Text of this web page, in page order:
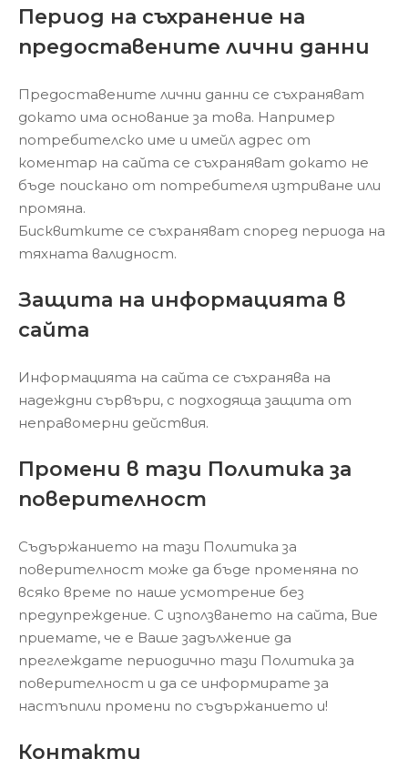
Период на съхранение на
предоставените лични данни
Предоставените лични данни се съхраняват
докато има основание за това. Например
потребителско име и имейл адрес от
коментар на сайта се съхраняват докато не
бъде поискано от потребителя изтриване или
промяна.
Бисквитките се съхраняват според периода на
тяхната валидност.
Защита на информацията в
сайта
Информацията на сайта се съхранява на
надеждни сървъри, с подходяща защита от
неправомерни действия.
Промени в тази Политика за
поверителност
Съдържанието на тази Политика за
поверителност може да бъде променяна по
всяко време по наше усмотрение без
предупреждение. С използването на сайта, Вие
приемате, че е Ваше задължение да
преглеждате периодично тази Политика за
поверителност и да се информирате за
настъпили промени по съдържанието и!
Контакти